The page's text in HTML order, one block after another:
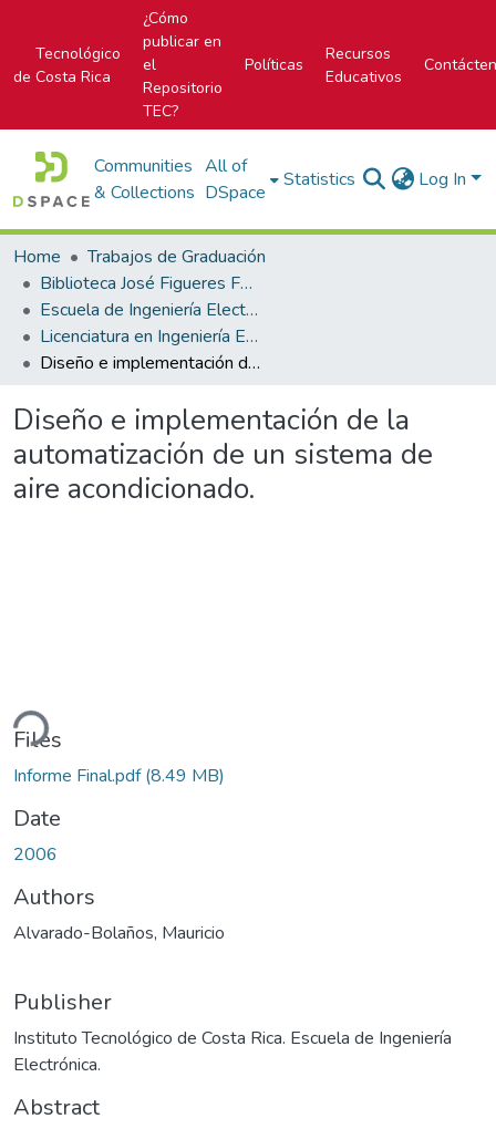
Tecnológico
de Costa Rica
¿Cómo
publicar en
el
Repositorio
TEC?
Políticas
Recursos
Educativos
Communities
& Collections
All of
DSpace
Statistics Log In
Home
Trabajos de Graduación
Biblioteca José Figueres Ferrer
Escuela de Ingeniería Electrónica
Licenciatura en Ingeniería Electrónica
Diseño e implementación de la automatización de un sistema de aire acondicionado.
Diseño e implementación de la
automatización de un sistema de
aire acondicionado.
Files
Informe Final.pdf(8.49 MB)
Date
2006
Authors
Alvarado-Bolaños, Mauricio
Publisher
Instituto Tecnológico de Costa Rica. Escuela de Ingeniería
Electrónica.
Abstract